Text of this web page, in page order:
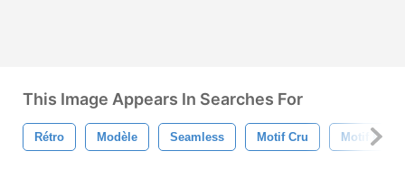
This Image Appears In Searches For
Rétro Modèle Seamless Motif Cru Motif Rétro